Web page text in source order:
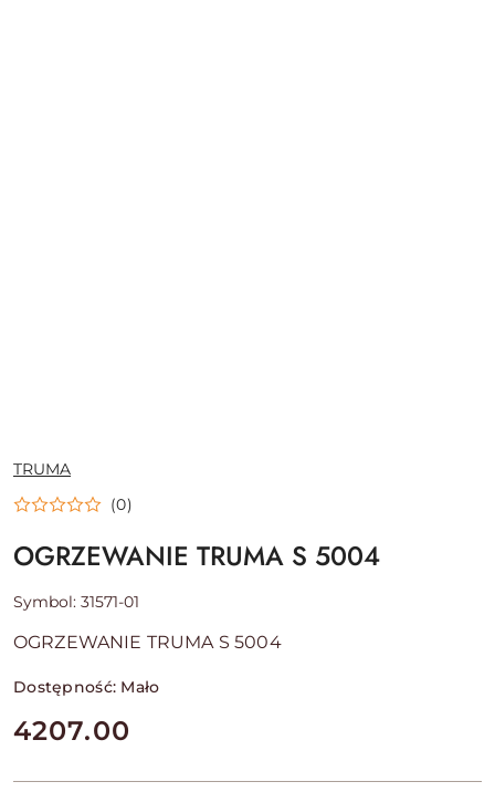
NAZWA
PRODUCENTA:
TRUMA
(0)
OGRZEWANIE TRUMA S 5004
Symbol: 31571-01
OGRZEWANIE TRUMA S 5004
Dostępność: Mało
cena:
4207.00